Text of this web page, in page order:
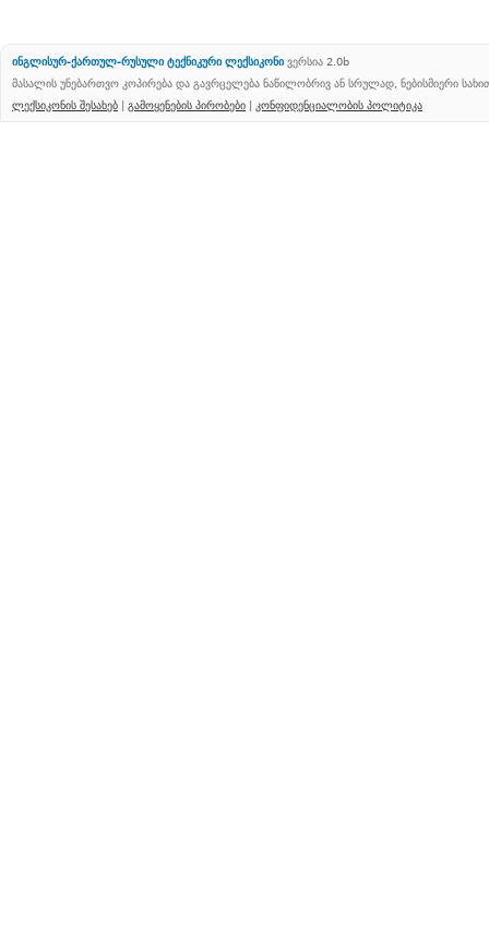
ინგლისურ-ქართულ-რუსული ტექნიკური ლექსიკონი ვერსია 2.0b
მასალის უნებართვო კოპირება და გავრცელება ნაწილობრივ ან სრულად, ნებისმიერი
ლექსიკონის შესახებ | გამოყენების პირობები | კონფიდენციალობის პოლიტიკა